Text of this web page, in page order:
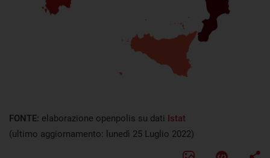
FONTE: elaborazione openpolis su dati Istat
(ultimo aggiornamento: lunedì 25 Luglio 2022)